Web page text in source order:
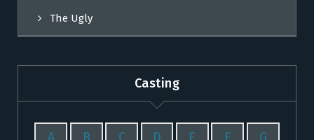
The Ugly
Casting